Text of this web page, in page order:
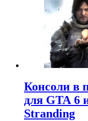
Консоли в
для GTA 6
Stranding